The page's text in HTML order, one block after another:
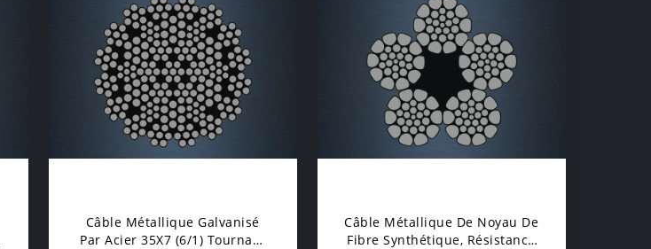
Câble Métallique Galvanisé
Par Acier 35X7 (6/1) Tournant
Câble Métallique De Noyau De
Fibre Synthétique, Résistance